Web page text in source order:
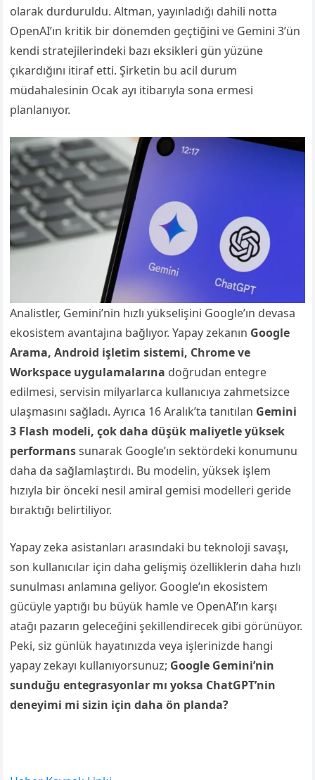
olarak durduruldu. Altman, yayınladığı dahili notta
OpenAI’ın kritik bir dönemden geçtiğini ve Gemini 3’ün
kendi stratejilerindeki bazı eksikleri gün yüzüne
çıkardığını itiraf etti. Şirketin bu acil durum
müdahalesinin Ocak ayı itibarıyla sona ermesi
planlanıyor.
Analistler, Gemini’nin hızlı yükselişini Google’ın devasa
ekosistem avantajına bağlıyor. Yapay zekanın Google
Arama, Android işletim sistemi, Chrome ve
Workspace uygulamalarına doğrudan entegre
edilmesi, servisin milyarlarca kullanıcıya zahmetsizce
ulaşmasını sağladı. Ayrıca 16 Aralık’ta tanıtılan Gemini
3 Flash modeli, çok daha düşük maliyetle yüksek
performanssunarak Google’ın sektördeki konumunu
daha da sağlamlaştırdı. Bu modelin, yüksek işlem
hızıyla bir önceki nesil amiral gemisi modelleri geride
bıraktığı belirtiliyor.
Yapay zeka asistanları arasındaki bu teknoloji savaşı,
son kullanıcılar için daha gelişmiş özelliklerin daha hızlı
sunulması anlamına geliyor. Google’ın ekosistem
gücüyle yaptığı bu büyük hamle ve OpenAI’ın karşı
atağı pazarın geleceğini şekillendirecek gibi görünüyor.
Peki, siz günlük hayatınızda veya işlerinizde hangi
yapay zekayı kullanıyorsunuz; Google Gemini’nin
sunduğu entegrasyonlar mı yoksa ChatGPT’nin
deneyimi mi sizin için daha ön planda?